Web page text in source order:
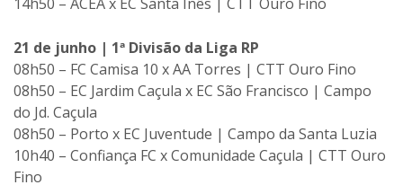
21 de junho | 1ª Divisão da Liga RP
08h50 – FC Camisa 10 x AA Torres | CTT Ouro Fino
08h50 – EC Jardim Caçula x EC São Francisco | Campo
do Jd. Caçula
08h50 – Porto x EC Juventude | Campo da Santa Luzia
10h40 – Confiança FC x Comunidade Caçula | CTT Ouro
Fino